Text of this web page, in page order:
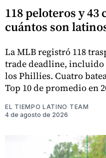
118 peloteros y 43
cuántos son
La MLB registró 118
trade deadline, incluido
los Phillies. Cuatro
Top 10 de promedio en
EL TIEMPO LATINO TEAM
4 de agosto de 2026